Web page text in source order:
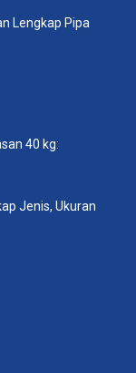
Lengkap Pipa
40 kg:
Jenis, Ukuran